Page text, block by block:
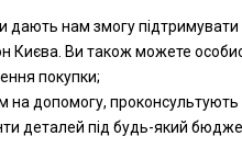
нам змогу підтримувати
Києва. Ви також можете
покупки;
допомогу,
деталей під будь-який